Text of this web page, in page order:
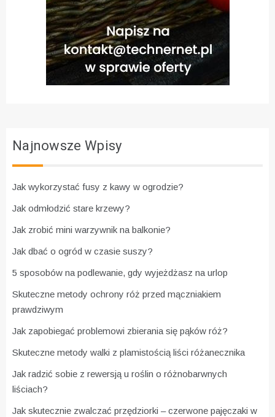
Najnowsze Wpisy
Jak wykorzystać fusy z kawy w ogrodzie?
Jak odmłodzić stare krzewy?
Jak zrobić mini warzywnik na balkonie?
Jak dbać o ogród w czasie suszy?
5 sposobów na podlewanie, gdy wyjeżdżasz na urlop
Skuteczne metody ochrony róż przed mączniakiem
prawdziwym
Jak zapobiegać problemowi zbierania się pąków róż?
Skuteczne metody walki z plamistością liści różanecznika
Jak radzić sobie z rewersją u roślin o różnobarwnych
liściach?
Jak skutecznie zwalczać przędziorki – czerwone pajęczaki w